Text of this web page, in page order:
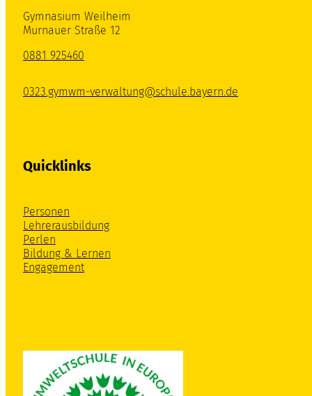
Gymnasium Weilheim
Murnauer Straße 12
0881 925460
0323.gymwm-verwaltung@schule.bayern.de
Quicklinks
Personen
Lehrerausbildung
Perlen
Bildung & Lernen
Engagement